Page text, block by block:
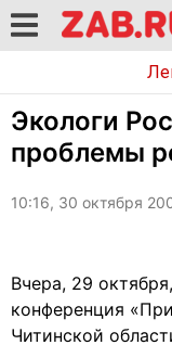
Экологи
проблемы
10:16, 30 октября
Вчера, 29
конференция
Читинской